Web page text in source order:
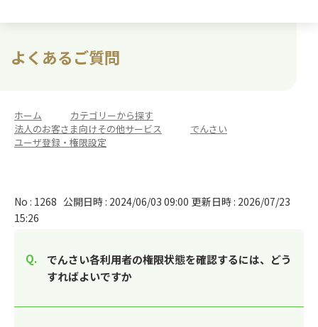
よくあるご質問
ホーム カテゴリーから探す
法人のお客さま向けその他サービス
でんさい
ユーザ登録・権限設定
No : 1268 公開日時 : 2024/06/03 09:00 更新日時 : 2026/07/23
15:26
でんさい各利用者の権限状態を確認するには、どう
すればよいですか